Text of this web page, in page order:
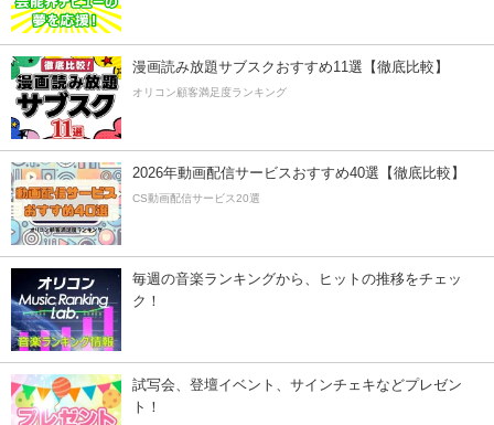
漫画読み放題サブスクおすすめ11選【徹底比較】
オリコン顧客満足度ランキング
2026年動画配信サービスおすすめ40選【徹底比較】
CS動画配信サービス20選
毎週の音楽ランキングから、ヒットの推移をチェッ
ク！
試写会、登壇イベント、サインチェキなどプレゼン
ト！